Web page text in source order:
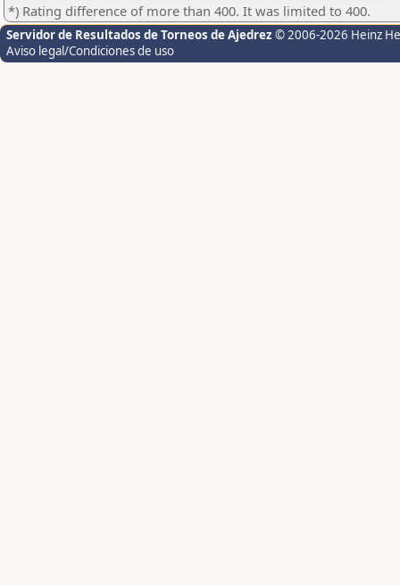
*) Rating difference of more than 400. It was limited to 400.
Servidor de Resultados de Torneos de Ajedrez © 2006-2026 Heinz
Aviso legal/Condiciones de uso